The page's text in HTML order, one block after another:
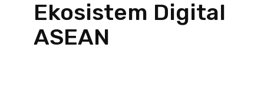
Ekosistem Digital
ASEAN